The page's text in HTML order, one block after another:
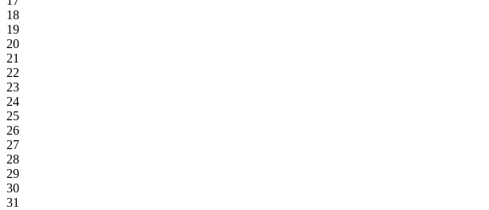
18
19
20
21
22
23
24
25
26
27
28
29
30
31